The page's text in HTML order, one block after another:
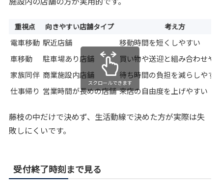
重視点 向きやすい店舗タイプ 考え方
電車移動 駅近店舗
移動時間を短くしやすい
車移動
駐車場あり店舗
買い物や送迎と組み合わせや
家族同伴 商業施設内店舗
待ち時間の負担を減らしやす
仕事帰り 営業時間が長めの店舗 来店の自由度を上げやすい
スクロールできます
藤枝の中だけで決めず、生活動線で決めた方が実際は失
敗しにくいです。
受付終了時刻まで見る